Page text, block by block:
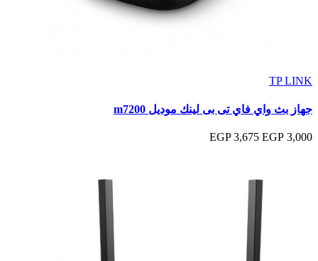
TP LINK
جهاز بث واي فاي تى بى لينك موديل m7200
3,000 EGP
3,675 EGP